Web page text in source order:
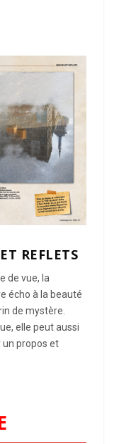
REFLETS
de vue, la
écho à la beauté
de mystère.
elle peut aussi
un propos et